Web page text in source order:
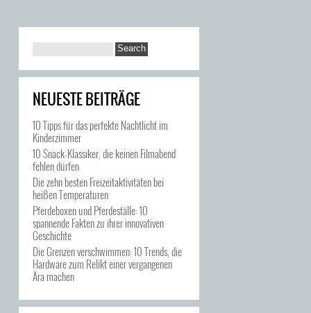
NEUESTE BEITRÄGE
10 Tipps für das perfekte Nachtlicht im
Kinderzimmer
10 Snack-Klassiker, die keinen Filmabend
fehlen dürfen
Die zehn besten Freizeitaktivitäten bei
heißen Temperaturen
Pferdeboxen und Pferdeställe: 10
spannende Fakten zu ihrer innovativen
Geschichte
Die Grenzen verschwimmen: 10 Trends, die
Hardware zum Relikt einer vergangenen
Ära machen